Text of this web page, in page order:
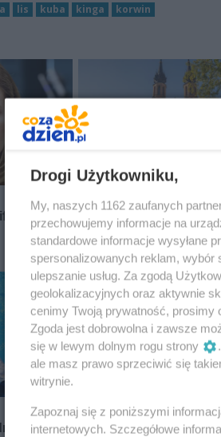
lis kuba kinga korwin
Drogi Użytkowniku,
My, naszych 1162 zaufanych
przechowujemy informacje na
standardowe informacje wysyłane
spersonalizowanych reklam, wybór
ulepszanie usług. Za zgodą
geolokalizacyjnych oraz aktywnie
cenimy Twoją prywatność, prosimy
Zgoda jest dobrowolna i zawsze
się w lewym dolnym rogu strony
ale masz prawo sprzeciwić się
witrynie.
Zapoznaj się z poniższymi
internetowych. Szczegółowe